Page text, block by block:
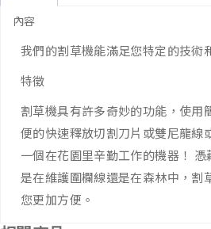
內容
我們的割草機能滿足您特定的技術
特徵
割草機具有許多奇妙的功能，使用
便的快速釋放切割刀片或雙尼龍線
一個在花園里辛勤工作的機器！
是在維護圍欄線還是在森林中，割
您更加方便。